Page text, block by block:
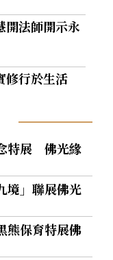
法師開示永
行於生活
特展 佛光緣
境」聯展佛光
保育特展佛